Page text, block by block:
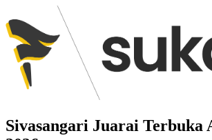
Sivasangari Juarai Terbuka